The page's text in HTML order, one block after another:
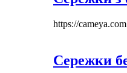
https://
Сережки